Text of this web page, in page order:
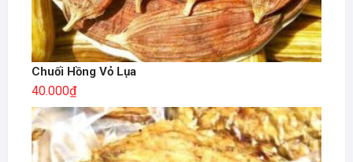
Chuối Hồng Vỏ Lụa
40.000₫